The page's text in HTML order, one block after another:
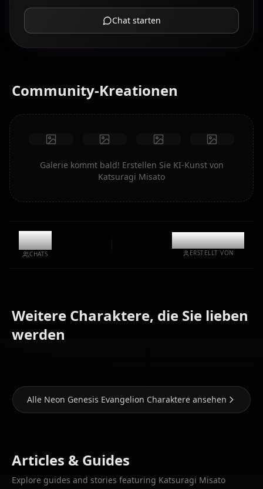
Chat starten
Community-Kreationen
Galerie kommt bald! Erstellen Sie KI-Kunst von
Katsuragi Misato
2.3k
CHATS
@kinayymon
ERSTELLT VON
Weitere Charaktere, die Sie lieben
werden
Asuka
Zero Two
Alle Neon Genesis Evangelion Charaktere ansehen
Articles & Guides
Explore guides and stories featuring Katsuragi Misato